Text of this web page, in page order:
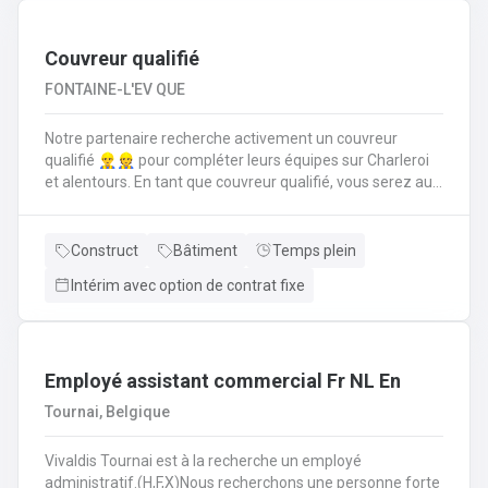
solutions aux diverses demandes de disponibilités
Couvreur qualifié
FONTAINE-L'EV QUE
Notre partenaire recherche activement un couvreur
qualifié 👷‍♂️👷 pour compléter leurs équipes sur Charleroi
et alentours. En tant que couvreur qualifié, vous serez au
règles de l'art. Vos responsabilités clés en tant que
matériaux de couverture (tuiles, ardoises, zinc, etc.) en
toiture.Inspecter, réparer et entretenir les toitures
d'éléments).Garantir la sécurité constante du chantier
Construct Bâtiment
Temps plein
Intérim avec option de contrat fixe
Employé assistant commercial Fr NL En
Tournai, Belgique
Vivaldis Tournai est à la recherche un employé
administratif.(H,F,X)Nous recherchons une personne forte